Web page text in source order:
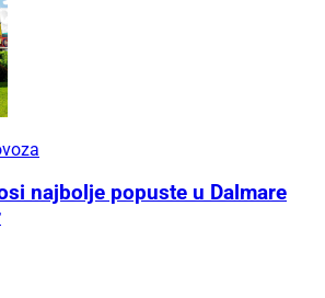
najbolje popuste u Dalmare